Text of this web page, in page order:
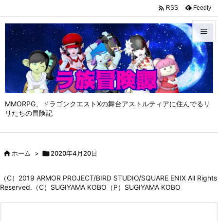
MMORPG、ドラゴンクエストⅩの舞台アストルティアに住んでるリ
リたちの冒険記


メニュ

サイド

 RSS Feedly
ホーム > 2020年4月20日
（C）2019 ARMOR PROJECT/BIRD STUDIO/SQUARE ENIX All Rights
Reserved.（C）SUGIYAMA KOBO（P）SUGIYAMA KOBO